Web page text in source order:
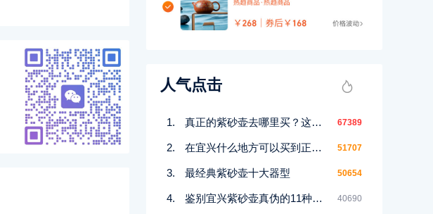
人气点击
真正的紫砂壶去哪里买？这几个地方都能买到！ 67389
在宜兴什么地方可以买到正宗紫砂壶 51707
最经典紫砂壶十大器型 50654
鉴别宜兴紫砂壶真伪的11种好方法 40690